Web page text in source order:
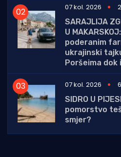
07 kol. 2026
SARAJLIJA
U
poderanim
ukrajinski
Poršeima dok
07 kol. 2026
SIDRO U
pomorstvo
smjer?